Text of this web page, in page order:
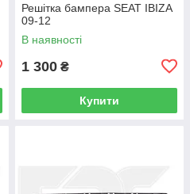
Решітка бампера SEAT IBIZA
09-12
В наявності
1 300 ₴
Купити